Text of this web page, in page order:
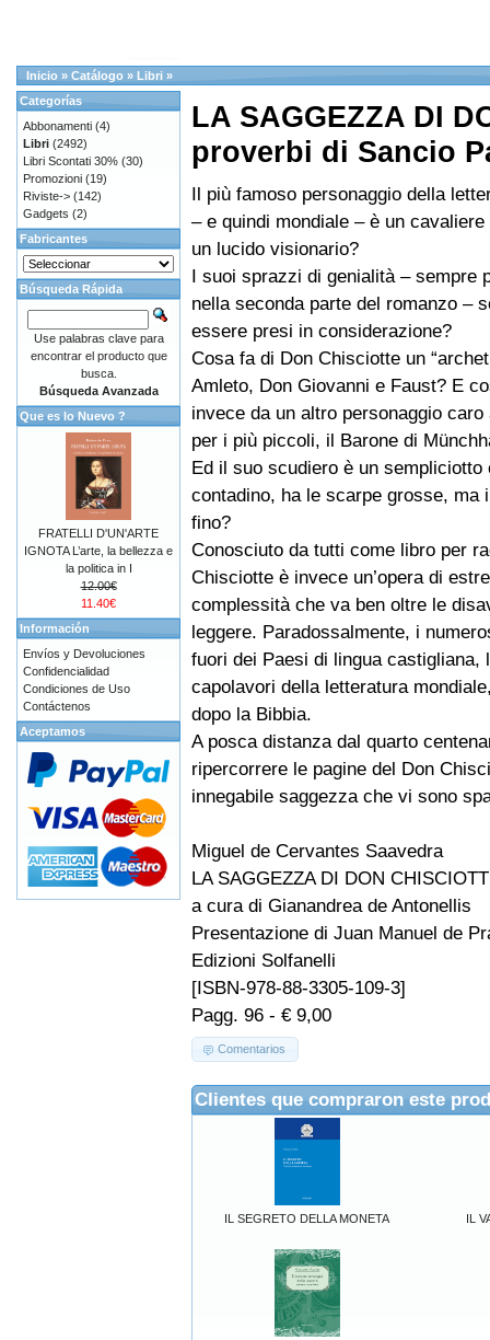
Inicio » Catálogo » Libri »
LA SAGGEZZA DI
proverbi di Sancio
Il più famoso personaggio della
– e quindi mondiale – è un
un lucido visionario?
I suoi sprazzi di genialità – sempre
nella seconda parte del romanzo –
essere presi in considerazione?
Cosa fa di Don Chisciotte un
Amleto, Don Giovanni e Faust? E
invece da un altro personaggio
per i più piccoli, il Barone di
Ed il suo scudiero è un sempliciotto
contadino, ha le scarpe grosse, ma
fino?
Conosciuto da tutti come libro per
Chisciotte è invece un’opera di
complessità che va ben oltre le
leggere. Paradossalmente, i
fuori dei Paesi di lingua
capolavori della letteratura
dopo la Bibbia.
A posca distanza dal quarto
ripercorrere le pagine del Don
innegabile saggezza che vi sono
Miguel de Cervantes Saavedra
LA SAGGEZZA DI DON
a cura di Gianandrea de Antonellis
Presentazione di Juan Manuel de
Edizioni Solfanelli
[ISBN-978-88-3305-109-3]
Pagg. 96 - € 9,00
Comentarios
Clientes que compraron este
IL SEGRETO DELLA MONETA IL
Categorías
Abbonamenti (4)
Libri (2492)
Libri Scontati 30% (30)
Promozioni (19)
Riviste-> (142)
Gadgets (2)
Fabricantes
Búsqueda Rápida
Use palabras clave para
encontrar el producto que
busca.
Búsqueda Avanzada
Que es lo Nuevo ?
FRATELLI D'UN'ARTE
IGNOTA L’arte, la bellezza e
la politica in I
12.00€
11.40€
Información
Envíos y Devoluciones
Confidencialidad
Condiciones de Uso
Contáctenos
Aceptamos